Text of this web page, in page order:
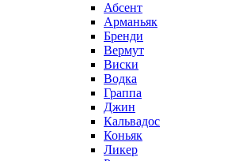
Абсент
Арманьяк
Бренди
Вермут
Виски
Водка
Граппа
Джин
Кальвадос
Коньяк
Ликер